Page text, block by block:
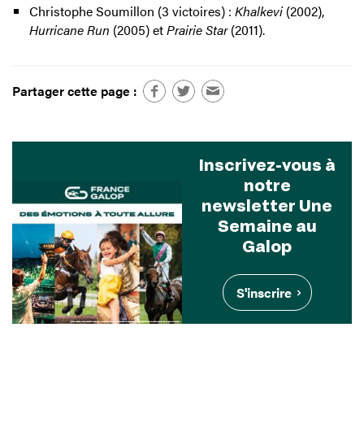
Christophe Soumillon (3 victoires) : Khalkevi(2002),
Hurricane Run (2005) etPrairie Star(2011).
Partager cette page :
Inscrivez-vous à
notre
newsletter Une
Semaine au
Galop
S'inscrire